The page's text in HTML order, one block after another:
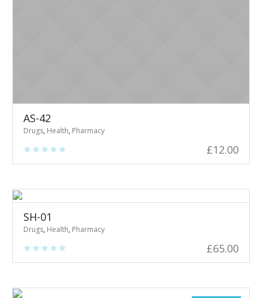
AS-42
Drugs, Health, Pharmacy
£12.00
SH-01
Drugs, Health, Pharmacy
£65.00